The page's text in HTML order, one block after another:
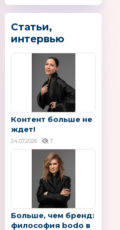
Статьи,
интервью
Контент больше не
ждет!
24.07.2026 7
Больше, чем бренд:
философия bodo в